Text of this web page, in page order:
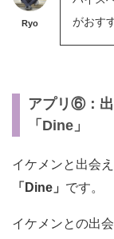
Ryo
がおす
アプリ⑥：
「Dine」
イケメンと出会
「Dine」 です。
イケメンとの出